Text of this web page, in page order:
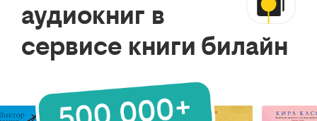
аудиокниг в
сервисе книги билайн